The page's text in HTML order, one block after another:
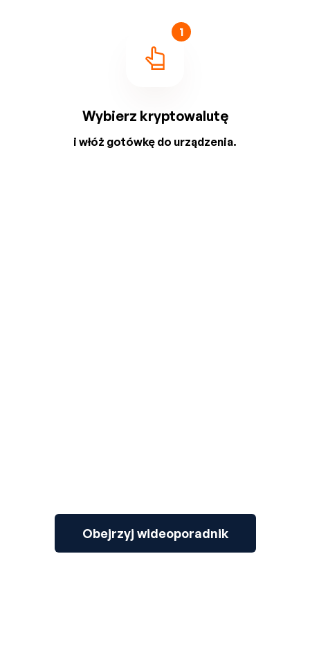
1
Wybierz kryptowalutę
i włóż gotówkę do urządzenia.
Obejrzyj wideoporadnik